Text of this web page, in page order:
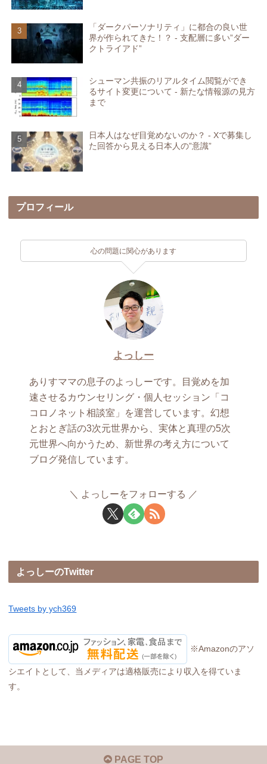
「ダークパーソナリティ」に都合の良い世
界が作られてきた！？ - 支配層に多い”ダー
クトライアド”
シューマン共振のリアルタイム閲覧ができ
るサイト変更について - 新たな情報源の見方
まで
日本人はなぜ目覚めないのか？ - Xで募集し
た回答から見える日本人の”意識”
プロフィール
心の問題に関心があります
よっしー
ありすママの息子のよっしーです。目覚めを加
速させるカウンセリング・個人セッション「コ
コロノネット相談室」を運営しています。幻想
とおとぎ話の3次元世界から、実体と真理の5次
元世界へ向かうため、新世界の考え方について
ブログ発信しています。
よっしーをフォローする
よっしーのTwitter
Tweets by ych369
※Amazonのアソ
シエイトとして、当メディアは適格販売により収入を得ていま
す。
PAGE TOP